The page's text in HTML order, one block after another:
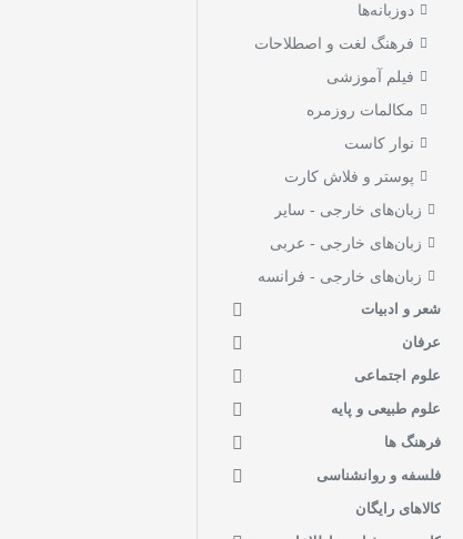
دوزبانه‌ها
فرهنگ لغت و اصطلاحات
فیلم آموزشی
مکالمات روزمره
نوار کاست
پوستر و فلاش کارت
زبان‌های خارجی - سایر
زبان‌های خارجی - عربی
زبان‌های خارجی - فرانسه
شعر و ادبیات
عرفان
علوم اجتماعی
علوم طبیعی و پایه
فرهنگ ها
فلسفه و روانشناسی
کالاهای رایگان